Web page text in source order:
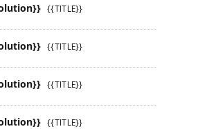
{{TITLE}}
{{TITLE}}
{{TITLE}}
{{TITLE}}